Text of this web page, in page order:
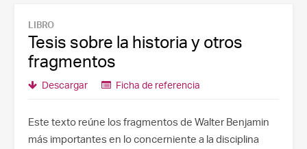
LIBRO
Tesis sobre la historia y otros
fragmentos
Descargar Ficha de referencia
Este texto reúne los fragmentos de Walter Benjamin
más importantes en lo concerniente a la disciplina